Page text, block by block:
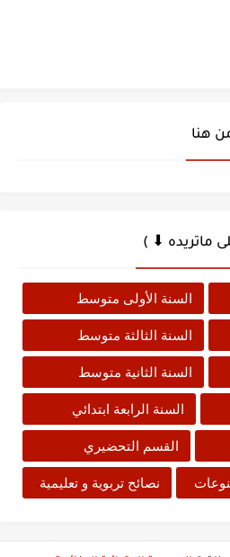
هنا
ماتريده ⬇ )
السنة الأولى متوسط
السنة الثالثة متوسط
السنة الثانية متوسط
السنة الرابعة ابتدائي
القسم التحضيري
نصائح تربوية و تعليمية